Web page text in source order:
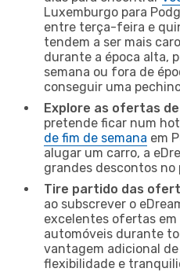
Luxemburgo para
entre terça-feira e
tendem a ser mais
durante a época alta,
semana ou fora de
conseguir uma
Explore as ofertas
pretende ficar num
de fim de semana em
alugar um carro, a
grandes descontos
Tire partido das
ao subscrever o
excelentes ofertas
automóveis durante
vantagem adicional
flexibilidade e